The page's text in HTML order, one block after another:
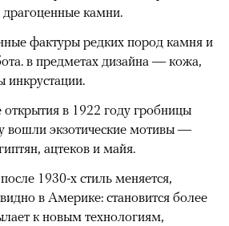
драгоценные камни.
фактуры редких пород камня и
в предметах дизайна — кожа,
инкрустации.
открытия в 1922 году гробницы
вошли экзотические мотивы —
ацтеков и майя.
1930-х стиль меняется,
в Америке: становится более
к новым технологиям,